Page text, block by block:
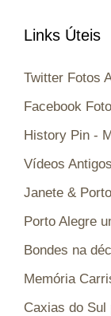
Links Úteis
Twitter Fotos
Facebook
History Pin -
Vídeos Antigos
Janete &
Porto Alegre
Bondes na
Memória
Caxias do Sul